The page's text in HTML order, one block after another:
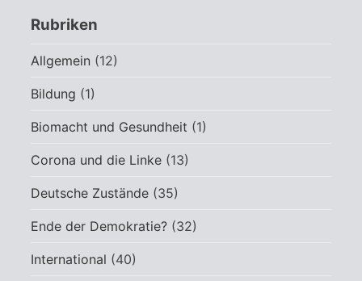
Rubriken
Allgemein (12)
Bildung (1)
Biomacht und Gesundheit (1)
Corona und die Linke (13)
Deutsche Zustände (35)
Ende der Demokratie? (32)
International (40)